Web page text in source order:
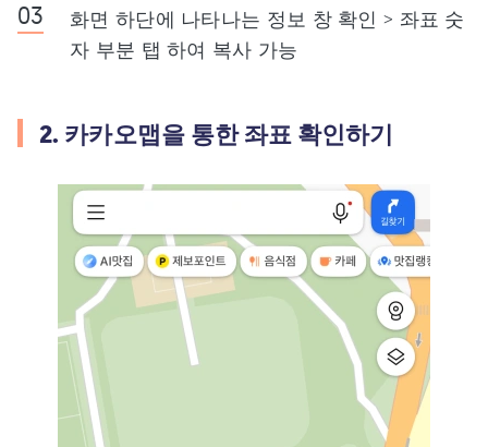
화면 하단에 나타나는 정보 창 확인 > 좌표 숫
자 부분 탭 하여 복사 가능
2. 카카오맵을 통한 좌표 확인하기